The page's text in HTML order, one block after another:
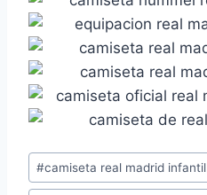
Etiquetas
de
#camiseta real madrid infantil